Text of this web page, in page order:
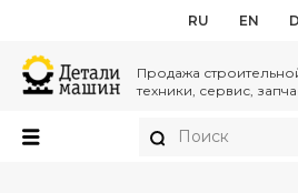
RU EN
Продажа
техники, сервис,